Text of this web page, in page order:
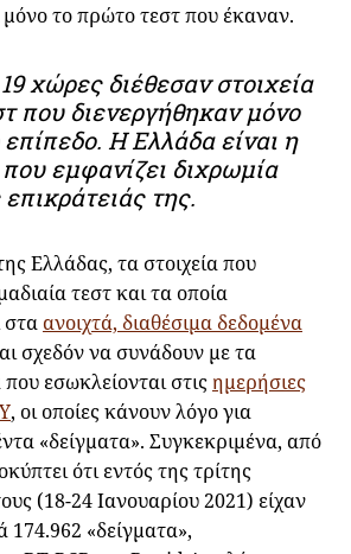
το πρώτο τεστ που έκαναν.
χώρες διέθεσαν στοιχεία
που διενεργήθηκαν μόνο
επίπεδο. Η Ελλάδα είναι η
εμφανίζει διχρωμία
της.
Ελλάδας, τα στοιχεία που
τεστ και τα οποία
σταανοιχτά, διαθέσιμα δεδομένα
σχεδόν να συνάδουν με τα
εσωκλείονται στις ημερήσιες
, οι οποίες κάνουν λόγο για
«δείγματα». Συγκεκριμένα, από
ότι εντός της τρίτης
(18-24 Ιανουαρίου 2021) είχαν
174.962 «δείγματα»,